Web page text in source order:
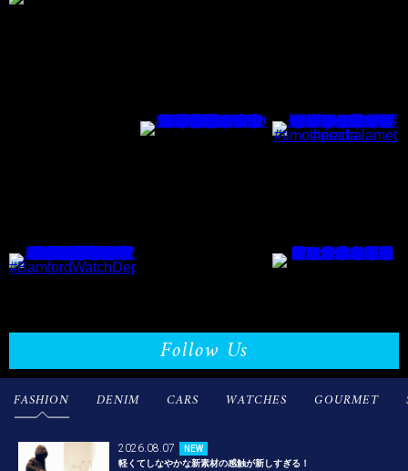
Follow Us
FASHION DENIM CARS WATCHES GOURMET
2026.08.07
NEW
軽くてしなやかな新素材の感触が新しすぎる！